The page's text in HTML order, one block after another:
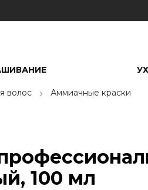
волос Аммиачные краски
100 мл